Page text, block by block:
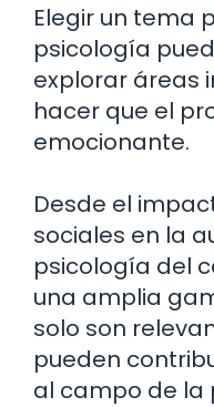
Elegir un tema
psicología
explorar áreas
hacer que el
emocionante.
Desde el
sociales en la
psicología del
una amplia
solo son
pueden
al campo de la